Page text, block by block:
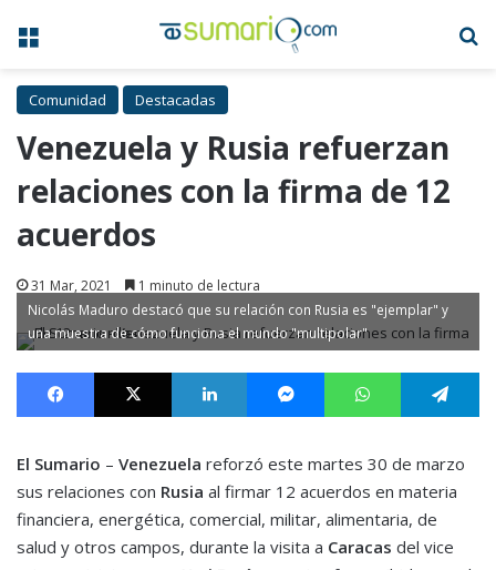
Menú
Comunidad Destacadas
Venezuela y Rusia refuerzan
relaciones con la firma de 12
acuerdos
31 Mar, 2021 1 minuto de lectura
Nicolás Maduro destacó que su relación con Rusia es "ejemplar" y
una muestra de cómo funciona el mundo "multipolar"
Facebook X LinkedIn MessengerWhatsApp
El Sumario – Venezuela reforzó este martes 30 de marzo
sus relaciones con Rusia al firmar 12 acuerdos en materia
financiera, energética, comercial, militar, alimentaria, de
salud y otros campos, durante la visita a Caracas del vice